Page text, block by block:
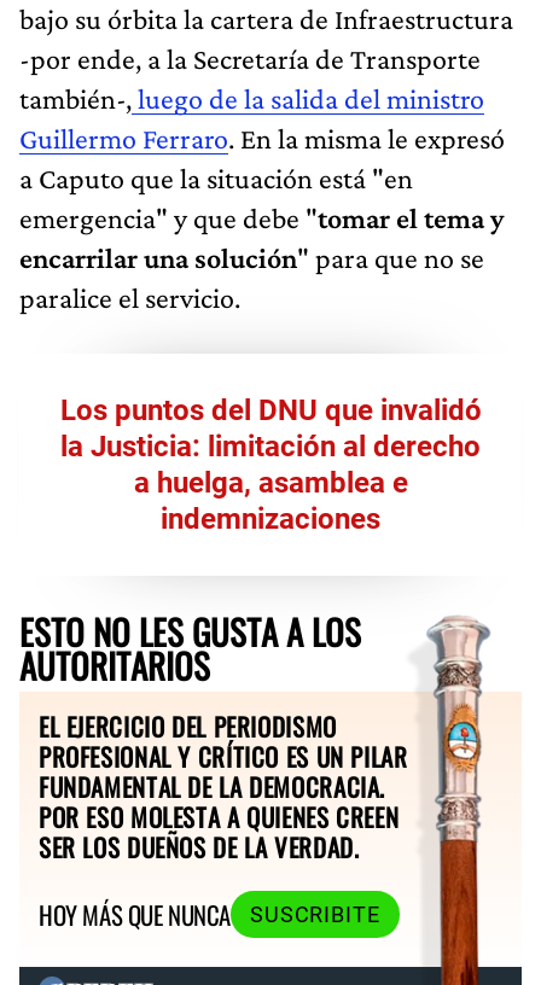
bajo su órbita la cartera de Infraestructura
-por ende, a la Secretaría de Transporte
también-,luego de la salida del ministro
Guillermo Ferraro. En la misma le expresó
a Caputo que la situación está "en
emergencia" y que debe "tomar el tema y
encarrilar una solución" para que no se
paralice el servicio.
Los puntos del DNU que invalidó
la Justicia: limitación al derecho
a huelga, asamblea e
indemnizaciones
ESTO NO LES GUSTA A LOS
AUTORITARIOS
EL EJERCICIO DEL PERIODISMO
PROFESIONAL Y CRÍTICO ES UN PILAR
FUNDAMENTAL DE LA DEMOCRACIA.
POR ESO MOLESTA A QUIENES CREEN
SER LOS DUEÑOS DE LA VERDAD.
HOY MÁS QUE NUNCA
SUSCRIBITE